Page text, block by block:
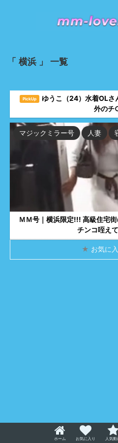
「 横浜 」 一覧
マジックミラー号
PickUp
ゆうこ（24）水着OLさ
外のチ
マジックミラー号 人妻
ＭＭ号｜横浜限定!!! 高級住宅
チンコ咥え
★ お気に
ホーム お気に入り 人気動